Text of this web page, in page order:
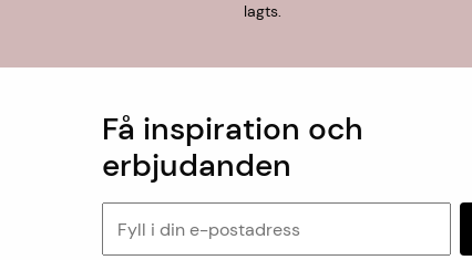
lagts.
Få inspiration och
erbjudanden